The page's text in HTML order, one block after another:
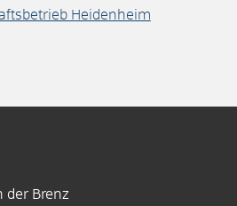
Heidenheim
der Brenz